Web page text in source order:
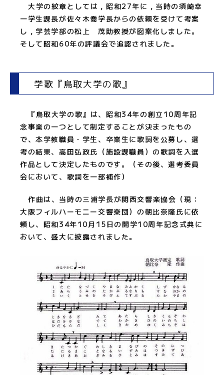
大学の紋章としては，昭和27年に，当時の須崎幸
一学生課長が佐々木喬学長からの依頼を受けて考案
し，学芸学部の松上 茂助教授が図案化しました。
そして昭和60年の評議会で追認されました。
学歌『鳥取大学の歌』
『鳥取大学の歌』は、昭和34年の創立10周年記
念事業の一つとして制定することが決まったもの
で、本学教職員・学生、卒業生に歌詞を公募し、選
考の結果、高田弘政氏（施設課職員）の歌詞を入選
作品として決定したものです。（その後、選考委員
会において、歌詞を一部補作）
作曲は、当時の三浦学長が関西交響楽協会（現：
大阪フィルハーモニー交響楽団）の朝比奈隆氏に依
頼し、昭和34年10月15日の開学10周年記念式典に
おいて、盛大に披露されました。